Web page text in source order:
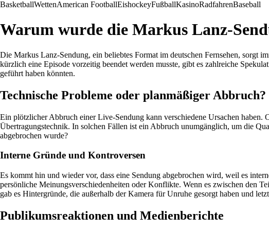
BasketballWettenAmerican FootballEishockeyFußballKasinoRadfahrenBaseball
Warum wurde die Markus Lanz-
Die Markus Lanz-Sendung, ein beliebtes Format im deutschen Fernsehen, sorgt
kürzlich eine Episode vorzeitig beendet werden musste, gibt es zahlreiche
geführt haben könnten.
Technische Probleme oder planmäßiger Abbruch?
Ein plötzlicher Abbruch einer Live-Sendung kann verschiedene Ursachen
Übertragungstechnik. In solchen Fällen ist ein Abbruch unumgänglich, um die
abgebrochen wurde?
Interne Gründe und Kontroversen
Es kommt hin und wieder vor, dass eine Sendung abgebrochen wird, weil es
persönliche Meinungsverschiedenheiten oder Konflikte. Wenn es zwischen den
gab es Hintergründe, die außerhalb der Kamera für Unruhe gesorgt haben und
Publikumsreaktionen und Medienberichte